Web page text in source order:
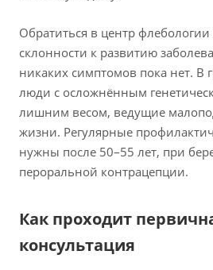
Обратиться в центр
склонности к развитию
никаких симптомов пока нет. В
люди с осложнённым
лишним весом, ведущие
жизни. Регулярные
нужны после 50–55 лет, при
пероральной контрацепции.
Как проходит
консультация